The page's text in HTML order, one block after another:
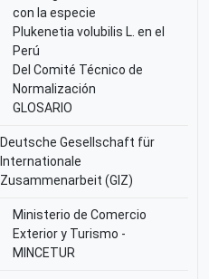
con la especie
Plukenetia volubilis L. en el
Perú
Del Comité Técnico de
Normalización
GLOSARIO
Deutsche Gesellschaft für
Internationale
Zusammenarbeit (GIZ)
Ministerio de Comercio
Exterior y Turismo -
MINCETUR